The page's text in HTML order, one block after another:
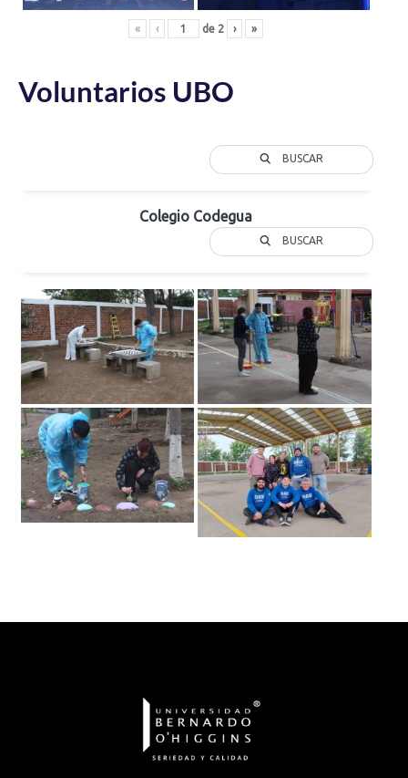
« ‹ de 2 › »
Voluntarios UBO
BUSCAR
Colegio Codegua
BUSCAR